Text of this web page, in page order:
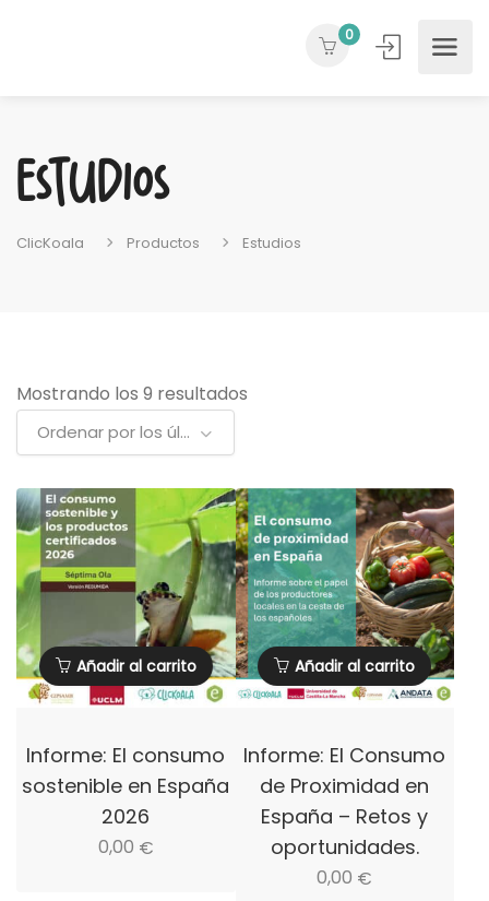
0
Estudios
ClicKoala Productos Estudios
Mostrando los 9 resultados
últimos
Ordenar por los últimos
Añadir al carrito
Informe: El consumo
sostenible en España
2026
0,00 €
Añadir al carrito
Informe: El Consumo
de Proximidad en
España – Retos y
oportunidades.
0,00 €